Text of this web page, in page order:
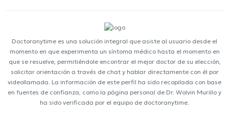
Doctoranytime es una solución integral que asiste al usuario desde el
momento en que experimenta un síntoma médico hasta el momento en
que se resuelve, permitiéndole encontrar el mejor doctor de su elección,
solicitar orientación a través de chat y hablar directamente con él por
videollamada. La información de este perfil ha sido recopilada con base
en fuentes de confianza, como la página personal de Dr. Wolvin Murillo y
ha sido verificada por el equipo de doctoranytime.